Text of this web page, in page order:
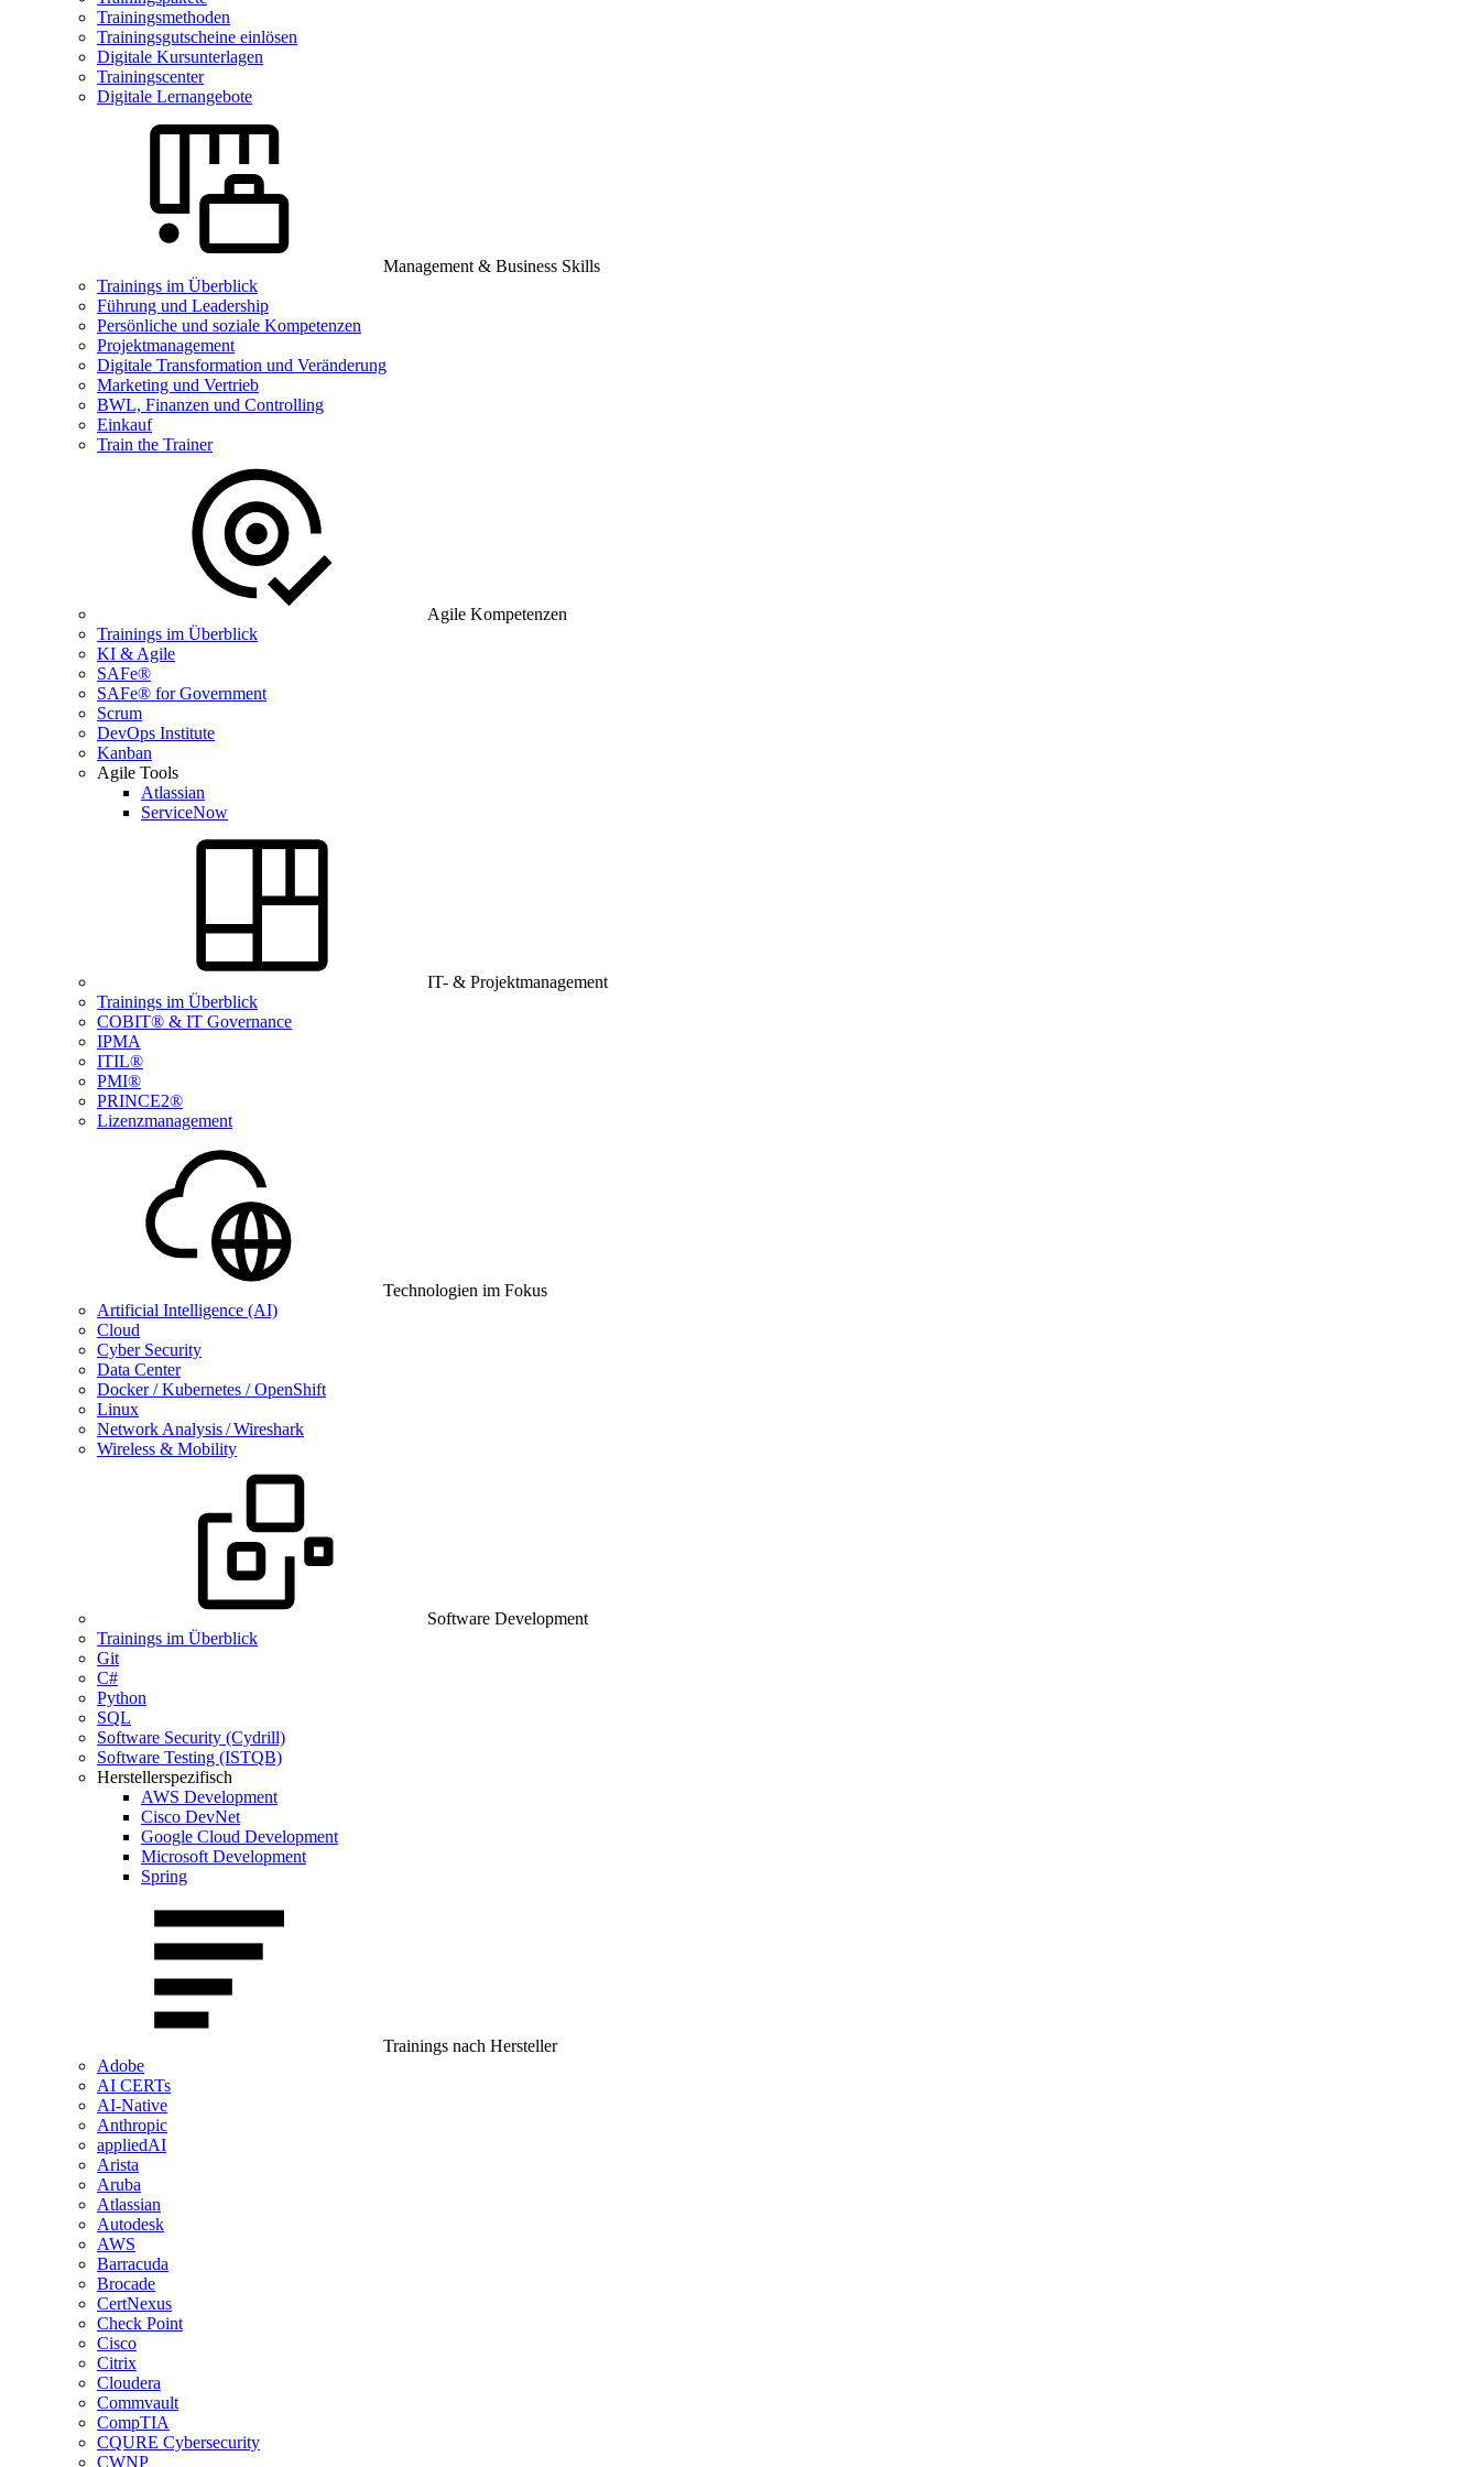
Trainingsmethoden
Trainingsgutscheine einlösen
Digitale Kursunterlagen
Trainingscenter
Digitale Lernangebote
Management & Business Skills
Trainings im Überblick
Führung und Leadership
Persönliche und soziale Kompetenzen
Projektmanagement
Digitale Transformation und Veränderung
Marketing und Vertrieb
BWL, Finanzen und Controlling
Einkauf
Train the Trainer
Agile Kompetenzen
Trainings im Überblick
KI & Agile
SAFe®
SAFe® for Government
Scrum
DevOps Institute
Kanban
Agile Tools
Atlassian
ServiceNow
IT- & Projektmanagement
Trainings im Überblick
COBIT® & IT Governance
IPMA
ITIL®
PMI®
PRINCE2®
Lizenzmanagement
Technologien im Fokus
Artificial Intelligence (AI)
Cloud
Cyber Security
Data Center
Docker / Kubernetes / OpenShift
Linux
Network Analysis / Wireshark
Wireless & Mobility
Software Development
Trainings im Überblick
Git
C#
Python
SQL
Software Security (Cydrill)
Software Testing (ISTQB)
Herstellerspezifisch
AWS Development
Cisco DevNet
Google Cloud Development
Microsoft Development
Spring
Trainings nach Hersteller
Adobe
AI CERTs
AI-Native
Anthropic
appliedAI
Arista
Aruba
Atlassian
Autodesk
AWS
Barracuda
Brocade
CertNexus
Check Point
Cisco
Citrix
Cloudera
Commvault
CompTIA
CQURE Cybersecurity
CWNP